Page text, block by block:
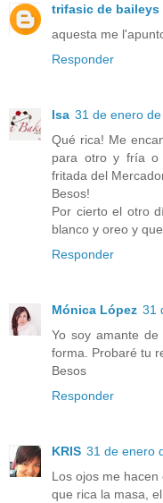
trifasic de baileys
aquesta me
Responder
Isa 31 de enero
Qué rica! Me
para otro y fría o
fritada del
Besos!
Por cierto el otro
blanco y oreo y
Responder
Mónica López 31
Yo soy amante
forma. Probaré tu
Besos
Responder
KRIS 31 de enero
Los ojos me hacen
que rica la masa,